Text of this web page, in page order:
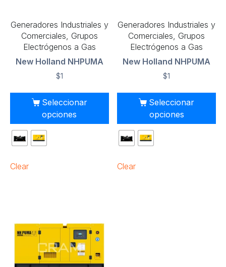
Generadores Industriales y
Comerciales, Grupos
Electrógenos a Gas
New Holland NHPUMA
$1
Seleccionar
opciones
Clear
Generadores Industriales y
Comerciales, Grupos
Electrógenos a Gas
New Holland NHPUMA
$1
Seleccionar
opciones
Clear